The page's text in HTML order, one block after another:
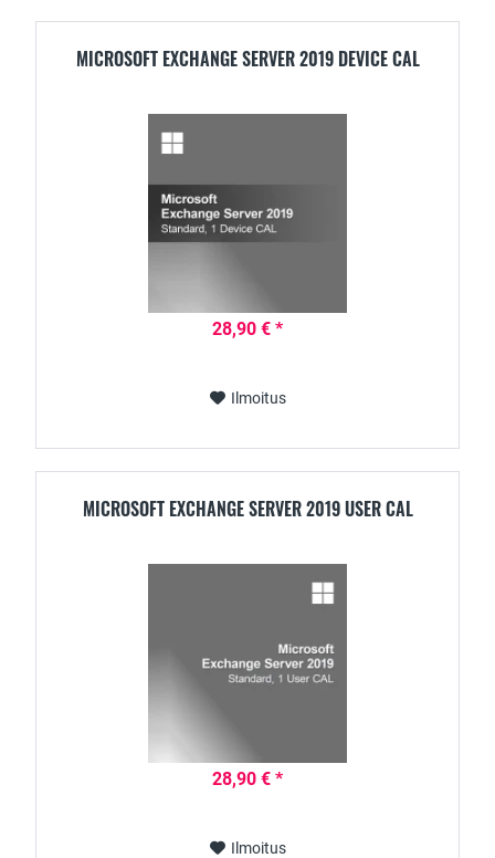
MICROSOFT EXCHANGE SERVER 2019 DEVICE CAL
28,90 € *
Ilmoitus
MICROSOFT EXCHANGE SERVER 2019 USER CAL
28,90 € *
Ilmoitus